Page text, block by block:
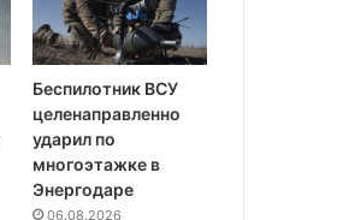
Беспилотник ВСУ
целенаправленно
ударил по
многоэтажке в
Энергодаре
06.08.2026